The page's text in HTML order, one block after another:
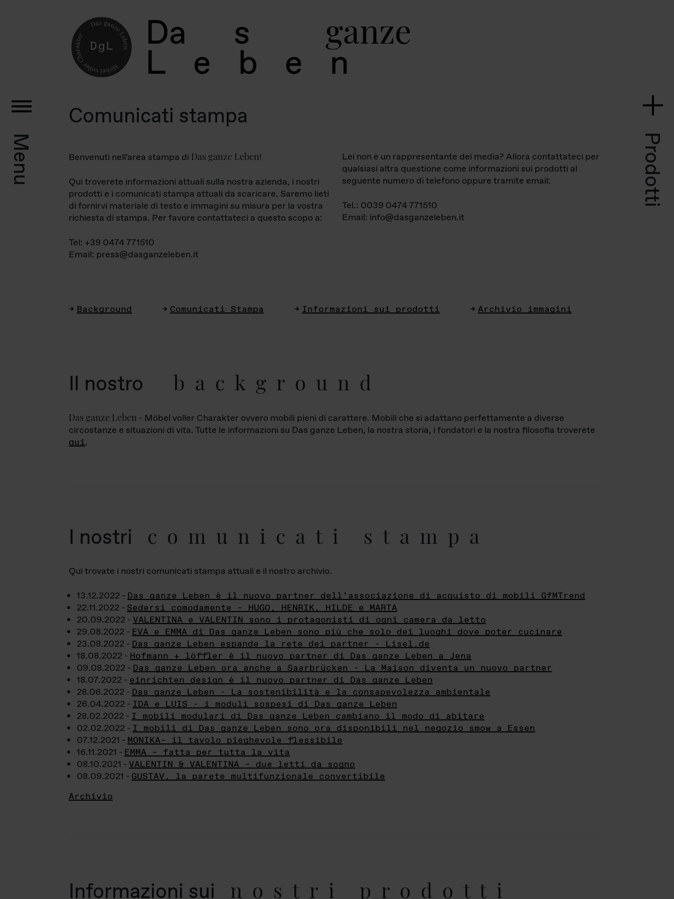
Da s ganz
L e b e
Menu Prodotti
Comunicati stampa
Benvenuti nell'area stampa di Das ganze Leben!
Qui troverete informazioni attuali sulla nostra azienda, i nostri
prodotti e i comunicati stampa attuali da scaricare. Saremo lieti
di fornirvi materiale di testo e immagini su misura per la vostra
richiesta di stampa. Per favore contattateci a questo scopo a:
Tel: +39 0474 771510
Email: press@dasganzeleben.it
Lei non è un rappresentante dei media? Allora contattateci per
qualsiasi altra questione come informazioni sui prodotti al
seguente numero di telefono oppure tramite email:
Tel.: 0039 0474 771510
Email: info@dasganzeleben.it
Background Comunicati Stampa Informazioni sui prodotti Archivio immagini
Il nostro background
Das ganze Leben - Möbel voller Charakter ovvero mobili pieni di carattere. Mobili che si adattano perfettamente a diverse
circostanze e situazioni di vita. Tutte le informazioni su Das ganze Leben, la nostra storia, i fondatori e la nostra filosofia troverete
qui.
I nostri comunicati stampa
Qui trovate i nostri comunicati stampa attuali e il nostro archivio.
13.12.2022 - Das ganze Leben è il nuovo partner dell’associazione di acquisto di mobili GfMTrend
22.11.2022 - Sedersi comodamente – HUGO, HENRIK, HILDE e MARTA
20.09.2022 - VALENTINA e VALENTIN sono i protagonisti di ogni camera da letto
29.08.2022 - EVA e EMMA di Das ganze Leben sono più che solo dei luoghi dove poter cucinare
23.08.2022 - Das ganze Leben espande la rete dei partner - Lisel.de
18.08.2022 - Hofmann + löffler è il nuovo partner di Das ganze Leben a Jena
09.08.2022 - Das ganze Leben ora anche a Saarbrücken - La Maison diventa un nuovo partner
18.07.2022 - einrichten design è il nuovo partner di Das ganze Leben
28.06.2022 - Das ganze Leben - La sostenibilità e la consapevolezza ambientale
26.04.2022 - IDA e LUIS - i moduli sospesi di Das ganze Leben
28.02.2022 - I mobili modulari di Das ganze Leben cambiano il modo di abitare
02.02.2022 - I mobili di Das ganze Leben sono ora disponibili nel negozio smow a Essen
07.12.2021 - MONIKA– il tavolo pieghevole flessibile
16.11.2021 - EMMA – fatta per tutta la vita
08.10.2021 - VALENTIN & VALENTINA – due letti da sogno
08.09.2021 - GUSTAV, la parete multifunzionale convertibile
Archivio
Informazioni sui nostri prodotti